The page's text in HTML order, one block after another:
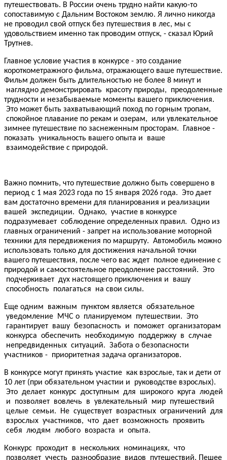
путешествовать. В России очень трудно найти какую-то
сопоставимую с Дальним Востоком землю. Я лично никогда
не проводил свой отпуск без путешествия в лес, мы с
удовольствием именно так проводим отпуск, - сказал Юрий
Трутнев.
Главное условие участия в конкурсе - это создание
короткометражного фильма, отражающего ваше путешествие.
Фильм должен быть длительностью не более 8 минут и
наглядно демонстрировать красоту природы, преодоленные
трудности и незабываемые моменты вашего приключения.
Это может быть захватывающий поход по горным тропам,
спокойное плавание по рекам и озерам, или увлекательное
зимнее путешествие по заснеженным просторам. Главное -
показать уникальность вашего опыта и ваше
взаимодействие с природой.
Важно помнить, что путешествие должно быть совершено в
период с 1 мая 2023 года по 15 января 2026 года. Это дает
вам достаточно времени для планирования и реализации
вашей экспедиции. Однако, участие в конкурсе
подразумевает соблюдение определенных правил. Одно из
главных ограничений - запрет на использование моторной
техники для передвижения по маршруту. Автомобиль можно
использовать только для достижения начальной точки
вашего путешествия, после чего вас ждет полное единение с
природой и самостоятельное преодоление расстояний. Это
подчеркивает дух настоящего приключения и вашу
способность полагаться на свои силы.
Еще одним важным пунктом является обязательное
уведомление МЧС о планируемом путешествии. Это
гарантирует вашу безопасность и поможет организаторам
конкурса обеспечить необходимую поддержку в случае
непредвиденных ситуаций. Забота о безопасности
участников - приоритетная задача организаторов.
В конкурсе могут принять участие как взрослые, так и дети от
10 лет (при обязательном участии и руководстве взрослых).
Это делает конкурс доступным для широкого круга людей
и позволяет вовлечь в увлекательный мир путешествий
целые семьи. Не существует возрастных ограничений для
взрослых участников, что дает возможность проявить
себя людям любого возраста и опыта.
Конкурс проходит в нескольких номинациях, что
позволяет учесть разнообразие видов путешествий. Пешее